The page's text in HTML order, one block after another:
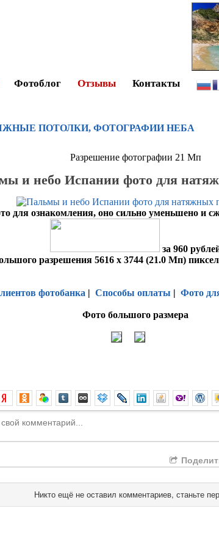
Фотоблог Отзывы Контакты
ПОТОЛКИ, ФОТОГРАФИИ НЕБА
Разрешение фотографии 21 Мп
и небо Испании фото для
для ознакомления, оно сильно уменьшено и
за 960
разрешения 5616 x 3744 (21.0 Мп)
фотобанка| Способы оплаты Фото
Фото большого размера
Никто ещё не оставил комментариев, станьте